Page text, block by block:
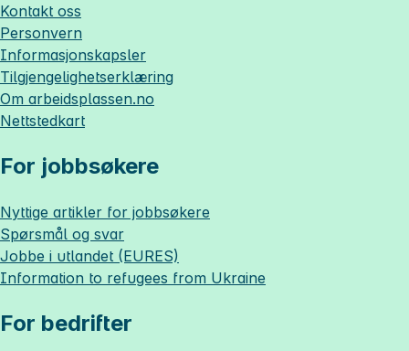
Kontakt oss
Personvern
Informasjonskapsler
Tilgjengelighetserklæring
Om arbeidsplassen.no
Nettstedkart
For jobbsøkere
Nyttige artikler for jobbsøkere
Spørsmål og svar
Jobbe i utlandet (EURES)
Information to refugees from Ukraine
For bedrifter